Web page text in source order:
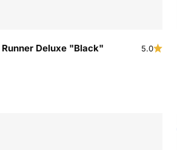
Deluxe "Black" 5.0